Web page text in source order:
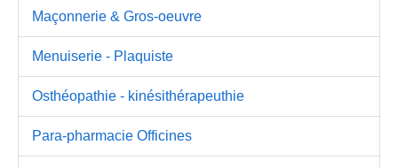
Maçonnerie & Gros-oeuvre
Menuiserie - Plaquiste
Osthéopathie - kinésithérapeuthie
Para-pharmacie Officines